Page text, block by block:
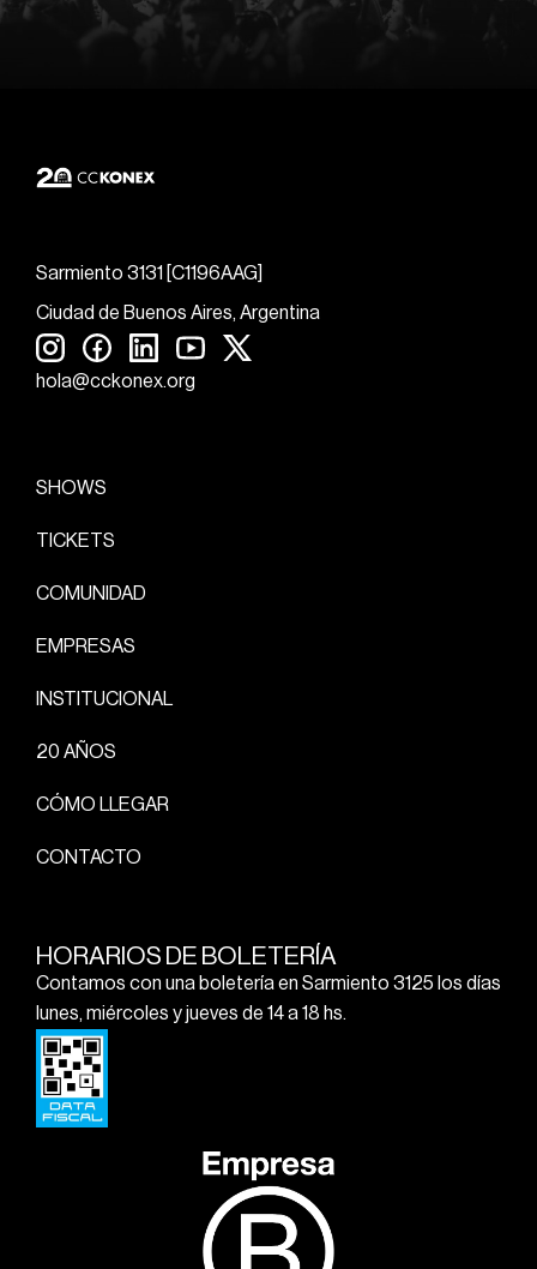
Sarmiento 3131 [C1196AAG]
Ciudad de Buenos Aires, Argentina
hola@cckonex.org
SHOWS
TICKETS
COMUNIDAD
EMPRESAS
INSTITUCIONAL
20 AÑOS
CÓMO LLEGAR
CONTACTO
HORARIOS DE BOLETERÍA
Contamos con una boletería en Sarmiento 3125 los días
lunes, miércoles y jueves de 14 a 18 hs.